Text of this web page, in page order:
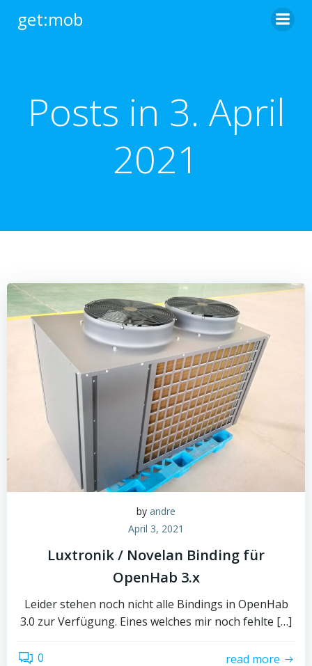
get:mob
Posts in 3. April
2021
by andre
April 3, 2021
Luxtronik / Novelan Binding für
OpenHab 3.x
Leider stehen noch nicht alle Bindings in OpenHab
3.0 zur Verfügung. Eines welches mir noch fehlte […]
0 read more